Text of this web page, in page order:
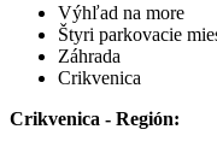
Výhľad na more
Štyri parkovacie
Záhrada
Crikvenica
Crikvenica - Región: